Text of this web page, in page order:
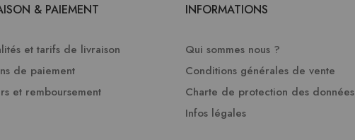
& PAIEMENT
et tarifs de livraison
de paiement
et remboursement
INFORMATIONS
Qui sommes nous ?
Conditions générales de vente
Charte de protection des données
Infos légales